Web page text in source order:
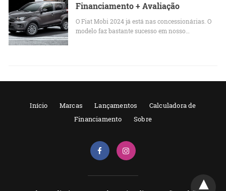
Financiamento + Avaliação
O Fiat Mobi 2024 já está nas concessionárias. O
modelo faz bastante sucesso em nosso…
Início Marcas Lançamentos
Calculadora de
Financiamento
Sobre